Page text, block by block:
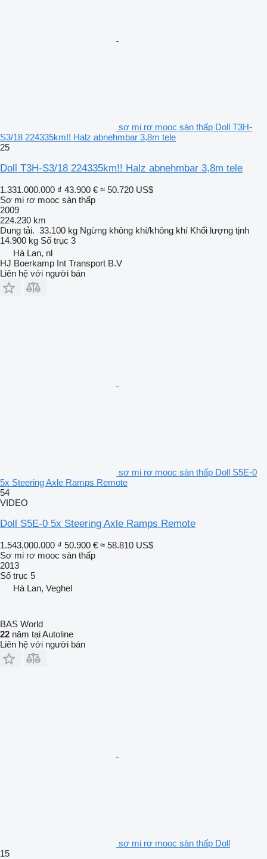
sơ mi rơ mooc sàn thấp Doll T3H-
S3/18 224335km!! Halz abnehmbar 3,8m tele
25
Doll T3H-S3/18 224335km!! Halz abnehmbar 3,8m tele
1.331.000.000 ₫ 43.900 € ≈ 50.720 US$
Sơ mi rơ mooc sàn thấp
2009
224.230 km
Dung tải. 33.100 kg Ngừng không khí/không khí Khối lượng tịnh
14.900 kg Số trục 3
Hà Lan, nl
HJ Boerkamp Int Transport B.V
Liên hệ với người bán
sơ mi rơ mooc sàn thấp Doll S5E-0
5x Steering Axle Ramps Remote
54
VIDEO
Doll S5E-0 5x Steering Axle Ramps Remote
1.543.000.000 ₫ 50.900 € ≈ 58.810 US$
Sơ mi rơ mooc sàn thấp
2013
Số trục 5
Hà Lan, Veghel
BAS World
22 năm tại Autoline
Liên hệ với người bán
sơ mi rơ mooc sàn thấp Doll
15